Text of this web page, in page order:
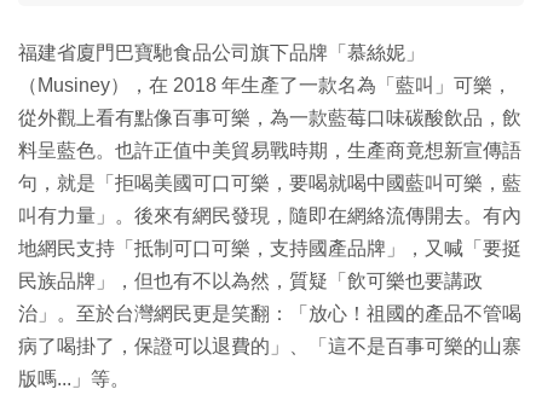
福建省廈門巴寶馳食品公司旗下品牌「慕絲妮」
（Musiney），在 2018 年生產了一款名為「藍叫」可樂，
從外觀上看有點像百事可樂，為一款藍莓口味碳酸飲品，飲
料呈藍色。也許正值中美貿易戰時期，生產商竟想新宣傳語
句，就是「拒喝美國可口可樂，要喝就喝中國藍叫可樂，藍
叫有力量」。後來有網民發現，隨即在網絡流傳開去。有內
地網民支持「抵制可口可樂，支持國產品牌」，又喊「要挺
民族品牌」，但也有不以為然，質疑「飲可樂也要講政
治」。至於台灣網民更是笑翻：「放心！祖國的產品不管喝
病了喝掛了，保證可以退費的」、「這不是百事可樂的山寨
版嗎...」等。